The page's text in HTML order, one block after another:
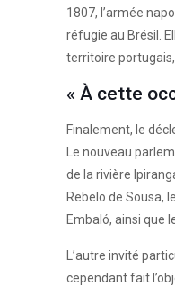
1807, l’armée
réfugie au Brésil.
territoire
« À cette
Finalement, le
Le nouveau
de la rivière
Rebelo de Sousa,
Embaló, ainsi que
L’autre invité
cependant fait